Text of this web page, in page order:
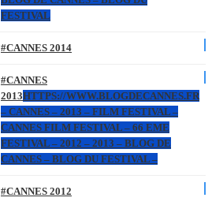
FESTIVAL
#CANNES 2014
#CANNES
2013HTTPS://WWW.BLOGDECANNES.FR
– CANNES – 2013 – FILM FESTIVAL –
CANNES FILM FESTIVAL – 66 EME
FESTIVAL – 2012 – 2013 – BLOG DE
CANNES – BLOG DU FESTIVAL –
#CANNES 2012